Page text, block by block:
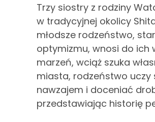
Trzy siostry z rodziny
w tradycyjnej okolicy
młodsze rodzeństwo,
optymizmu, wnosi do ich
marzeń, wciąż szuka
miasta, rodzeństwo uczy
nawzajem i doceniać
przedstawiając historię